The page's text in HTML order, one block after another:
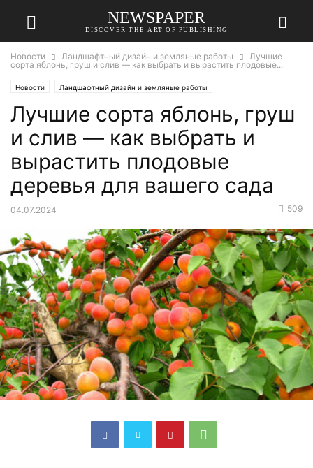
NEWSPAPER
DISCOVER THE ART OF PUBLISHING
Новости Ландшафтный дизайн и земляные работы
Лучшие
сорта яблонь, груш и слив — как выбрать и вырастить плодовые...
Новости Ландшафтный дизайн и земляные работы
Лучшие сорта яблонь, груш
и слив — как выбрать и
вырастить плодовые
деревья для вашего сада
04.07.2024 509